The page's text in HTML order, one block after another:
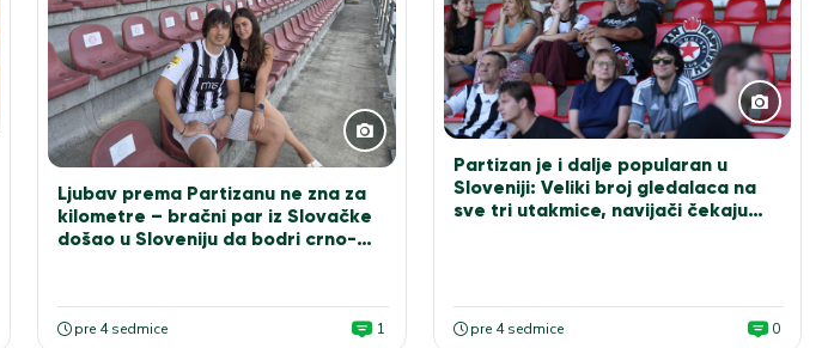
Ljubav prema Partizanu ne zna za
kilometre – bračni par iz Slovačke
došao u Sloveniju da bodri crno-
pre 4 sedmice 1
Partizan je i dalje popularan u
Sloveniji: Veliki broj gledalaca na
sve tri utakmice, navijači čekaju
pre 4 sedmice 0